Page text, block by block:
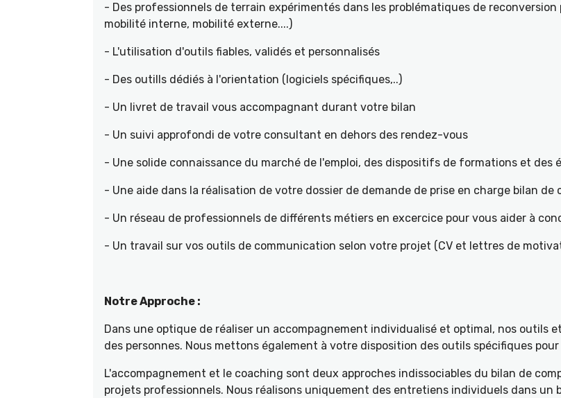
- Des professionnels de terrain expérimentés dans les problématiques de
mobilité interne, mobilité externe....)
- L'utilisation d'outils fiables, validés et personnalisés
- Des outills dédiés à l'orientation (logiciels spécifiques,..)
- Un livret de travail vous accompagnant durant votre bilan
- Un suivi approfondi de votre consultant en dehors des rendez-vous
- Une solide connaissance du marché de l'emploi, des dispositifs de formations et des
- Une aide dans la réalisation de votre dossier de demande de prise en charge bilan de
- Un réseau de professionnels de différents métiers en excercice pour vous aider à
- Un travail sur vos outils de communication selon votre projet (CV et lettres de
Notre Approche :
Dans une optique de réaliser un accompagnement individualisé et optimal, nos outils
des personnes. Nous mettons également à votre disposition des outils spécifiques
L'accompagnement et le coaching sont deux approches indissociables du bilan de
projets professionnels. Nous réalisons uniquement des entretiens individuels dans